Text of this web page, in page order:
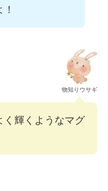
物知りウサギ
く輝くようなマグ